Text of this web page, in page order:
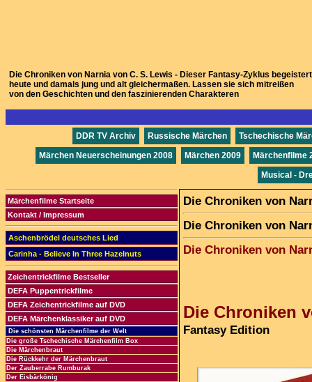
Die Chroniken von Narnia von C. S. Lewis - Dieser Fantasy-Zyklus begeistert
heute und damals jung und alt gleichermaßen. Lassen sie sich mitreißen
von den Geschichten und den faszinierenden Charakteren
DDR TV Archiv Russische Märchen
Tschechische
Märchen Neuerscheinungen 2008
Märchen 2009
Märchenfilme
Musical -
Märchenfilme Startseite
Kontakt / Impressum
Aschenbrödel deutsches Lied
Carinha - Believe In Three Hazelnuts
Zeichentrickfilme Bestseller
DEFA Puppentrickfilme
DEFA Zeichentrickfilme auf DVD
DEFA Märchenklassiker auf DVD
Die schönsten Märchenfilme der Welt
Die große Tschechische Märchenfilm Box
Die Märchenbraut
Die Rückkehr der Märchenbraut
Der Zauberrabe Rumburak
Der Eisbärkönig
Die Chroniken von
Die Chroniken von
Die Chroniken von
Die Chroniken
Fantasy Edition